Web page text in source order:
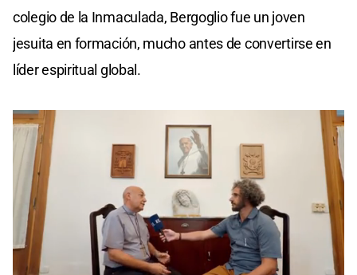
colegio de la Inmaculada, Bergoglio fue un joven
jesuita en formación, mucho antes de convertirse en
líder espiritual global.